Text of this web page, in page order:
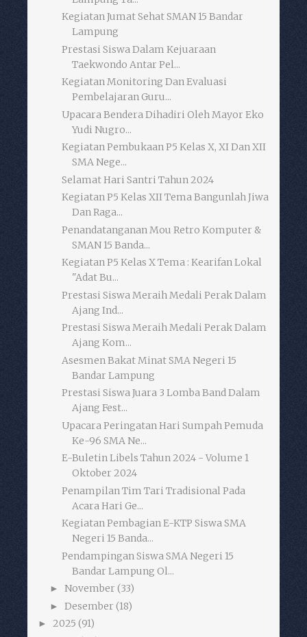
Kegiatan Jumat Sehat SMAN 15 Bandar
Lampung
Prestasi Siswa Dalam Kejuaraan
Taekwondo Antar Pel...
Kegiatan Monitoring Dan Evaluasi
Pembelajaran Guru...
Upacara Bendera Dihadiri Oleh Mayor Eko
Yudi Nugro...
Kegiatan Pembukaan P5 Kelas X, XI Dan XII
SMA Nege...
Selamat Hari Santri Tahun 2024
Kegiatan P5 Kelas XII Tema Bangunlah Jiwa
Dan Raga...
Penandatanganan Mou Retro Komputer &
SMAN 15 Banda...
Kegiatan P5 Kelas X Tema : Kearifan Lokal
"Adat Bu...
Prestasi Siswa Meraih Medali Perak Dalam
Ajang Ind...
Prestasi Siswa Meraih Medali Perak Dalam
Ajang Kom...
Asesmen Bakat Minat SMA Negeri 15
Bandar Lampung
Prestasi Siswa Juara 3 Lomba Band Dalam
Ajang Fest...
Upacara Peringatan Hari Sumpah Pemuda
Ke-96 SMA Ne...
E-Buletin Libels Tahun 2024 - Volume 1
Oktober 2024
Penampilan Tim Tari Tradisional Pada
Acara Hari Ge...
Kegiatan Pembagian E-KTP Siswa SMA
Negeri 15 Banda...
Pendampingan Siswa SMA Negeri 15
Bandar Lampung Ol...
► November (33)
► Desember (18)
► 2025 (91)